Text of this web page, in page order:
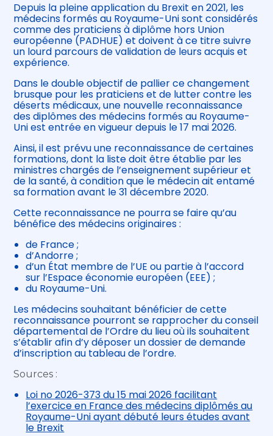
Depuis la pleine application du Brexit en 2021, les
médecins formés au Royaume-Uni sont considérés
comme des praticiens à diplôme hors Union
européenne (PADHUE) et doivent à ce titre suivre
un lourd parcours de validation de leurs acquis et
expérience.
Dans le double objectif de pallier ce changement
brusque pour les praticiens et de lutter contre les
déserts médicaux, une nouvelle reconnaissance
des diplômes des médecins formés au Royaume-
Uni est entrée en vigueur depuis le 17 mai 2026.
Ainsi, il est prévu une reconnaissance de certaines
formations, dont la liste doit être établie par les
ministres chargés de l’enseignement supérieur et
de la santé, à condition que le médecin ait entamé
sa formation avant le 31 décembre 2020.
Cette reconnaissance ne pourra se faire qu’au
bénéfice des médecins originaires :
de France ;
d’Andorre ;
d’un État membre de l’UE ou partie à l’accord
sur l’Espace économie européen (EEE) ;
du Royaume-Uni.
Les médecins souhaitant bénéficier de cette
reconnaissance pourront se rapprocher du conseil
départemental de l’Ordre du lieu où ils souhaitent
s’établir afin d’y déposer un dossier de demande
d’inscription au tableau de l’ordre.
Sources :
Loi no 2026-373 du 15 mai 2026 facilitant
l’exercice en France des médecins diplômés au
Royaume-Uni ayant débuté leurs études avant
le Brexit